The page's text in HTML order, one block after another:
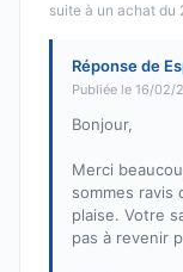
suite à un achat du
Réponse de
Publiée le 16/02/
Bonjour,
Merci
sommes ravis
plaise. Votre
pas à revenir